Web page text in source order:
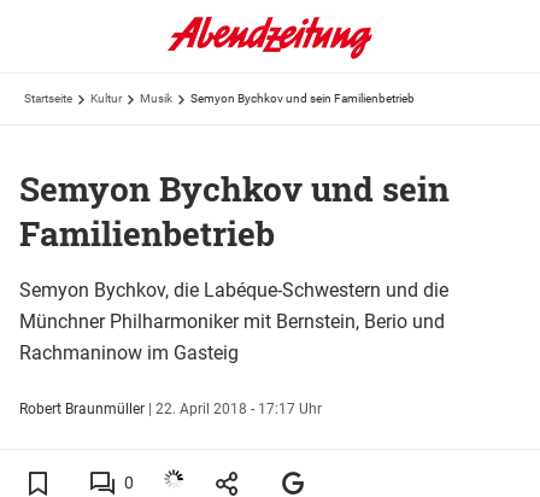
Startseite Kultur Musik Semyon Bychkov und sein Familienbetrieb
Semyon Bychkov und sein
Familienbetrieb
Semyon Bychkov, die Labéque-Schwestern und die
Münchner Philharmoniker mit Bernstein, Berio und
Rachmaninow im Gasteig
Robert Braunmüller | 22. April 2018 - 17:17 Uhr
0